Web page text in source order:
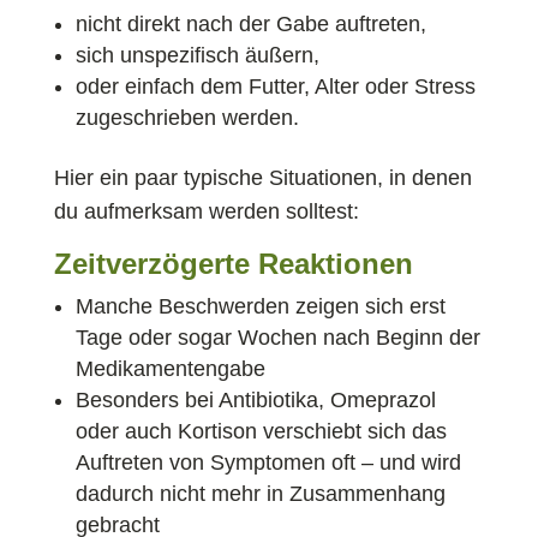
nicht direkt nach der Gabe auftreten,
sich unspezifisch äußern,
oder einfach dem Futter, Alter oder Stress
zugeschrieben werden.
Hier ein paar typische Situationen, in denen
du aufmerksam werden solltest:
Zeitverzögerte Reaktionen
Manche Beschwerden zeigen sich erst
Tage oder sogar Wochen nach Beginn der
Medikamentengabe
Besonders bei Antibiotika, Omeprazol
oder auch Kortison verschiebt sich das
Auftreten von Symptomen oft – und wird
dadurch nicht mehr in Zusammenhang
gebracht